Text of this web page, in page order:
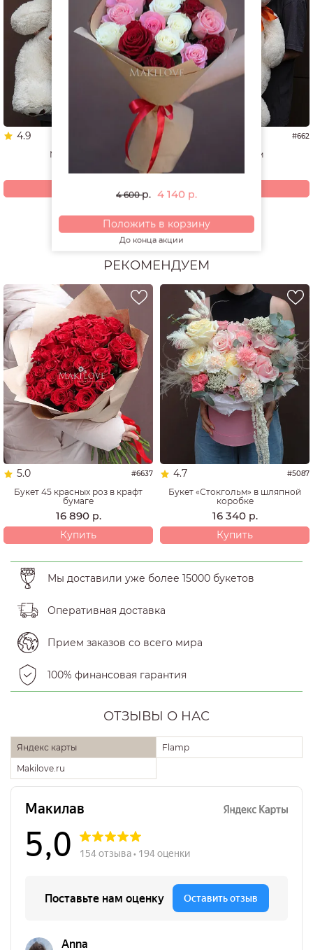
4.9 #1337
Мишка 60 см
#662
Мишка 70 см
Смотреть все открытки и игрушки
РЕКОМЕНДУЕМ
5.0 #6637
Букет 45 красных роз в крафт
бумаге
16 890 р.
Купить
4.7 #5087
Букет «Стокгольм» в шляпной
коробке
16 340 р.
Купить
Мы доставили уже более 15000 букетов
Оперативная доставка
Прием заказов со всего мира
100% финансовая гарантия
ОТЗЫВЫ О НАС
Яндекс карты
Flamp
Makilove.ru
4 600р. 4 140 р.
Положить в корзину
До конца акции